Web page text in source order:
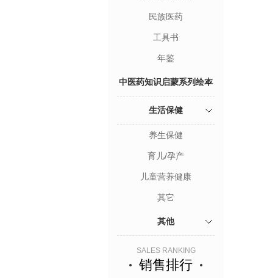
民族医药
工具书
年鉴
中医药知识启蒙系列绘本
生活保健
养生保健
育儿/孕产
儿童营养健康
其它
其他
SALES RANKING
销售排行